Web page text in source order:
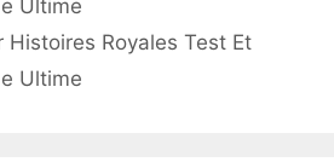
Ultime
Histoires Royales Test Et
Ultime